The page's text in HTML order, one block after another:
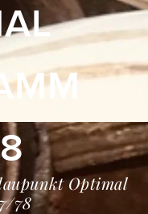
Optimal
78